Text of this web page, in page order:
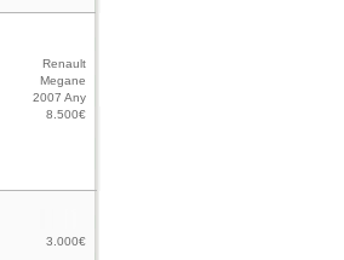
Renault
Megane
2007 Any
8.500€
3.000€